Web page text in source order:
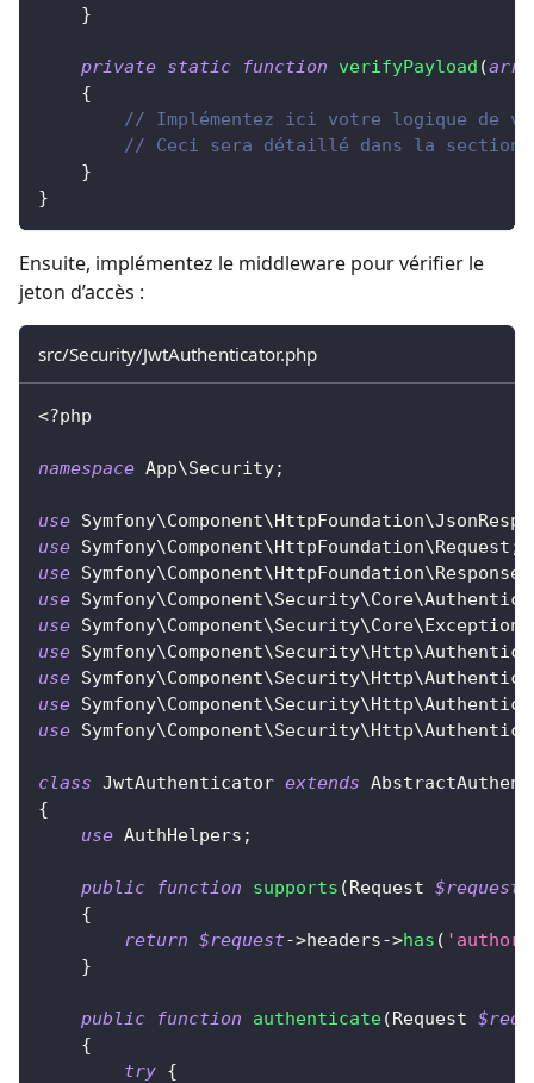
}
private static function verifyPayload (
{
// Implémentez ici votre logique de
// Ceci sera détaillé dans la section
}
}
Ensuite, implémentez le middleware pour vérifier le
jeton d’accès :
src/Security/JwtAuthenticator.php
<?php
namespace App\Security;
use Symfony\Component\HttpFoundation\
use Symfony\Component\HttpFoundation\Request ;
use Symfony\Component\HttpFoundation\Response
use Symfony\Component\Security\Core\
use Symfony\Component\Security\Core\Exception
use Symfony\Component\Security\Http\
use Symfony\Component\Security\Http\
use Symfony\Component\Security\Http\
use Symfony\Component\Security\Http\
class JwtAuthenticator extends
{
use AuthHelpers ;
public function supports (Request $request
{
return $request->headers->has (
}
public function authenticate(Request
{
try {